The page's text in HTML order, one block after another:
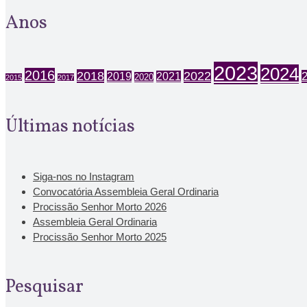
Anos
2015 2016 2017 2018 2019 2020 2021 2022 2023 2024
Últimas notícias
Siga-nos no Instagram
Convocatória Assembleia Geral Ordinaria
Procissão Senhor Morto 2026
Assembleia Geral Ordinaria
Procissão Senhor Morto 2025
Pesquisar